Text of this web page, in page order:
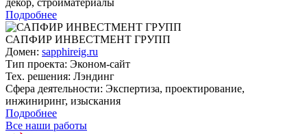
декор, стройматериалы
Подробнее
САПФИР ИН­ВЕС­ТМЕНТ ГРУПП
Домен: sapphireig.ru
Тип проекта: Эконом-сайт
Тех. решения: Лэндинг
Сфера деятельности: Экспертиза, проектирование,
инжиниринг, изыскания
Подробнее
Все наши работы